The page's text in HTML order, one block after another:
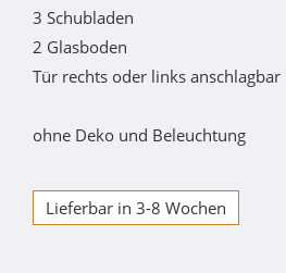
3 Schubladen
2 Glasboden
Tür rechts oder links anschlagbar
ohne Deko und Beleuchtung
Lieferbar in 3-8 Wochen